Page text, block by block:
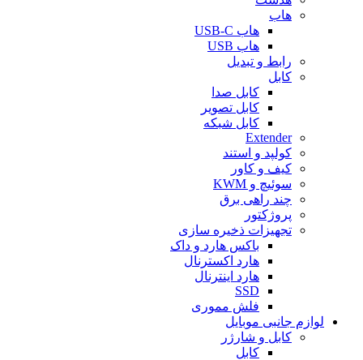
هاب
هاب USB-C
هاب USB
رابط و تبدیل
کابل
کابل صدا
کابل تصویر
کابل شبکه
Extender
کولپد و استند
کیف و کاور
سوئیچ و KWM
چند راهی برق
پروژکتور
تجهیزات ذخیره سازی
باکس هارد و داک
هارد اکسترنال
هارد اینترنال
SSD
فلش مموری
لوازم جانبی موبایل
کابل و شارژر
کابل